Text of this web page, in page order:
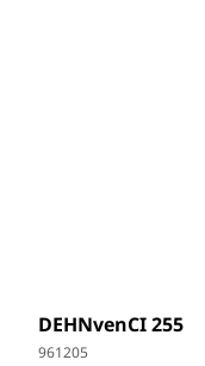
DEHNvenCI 255
961205